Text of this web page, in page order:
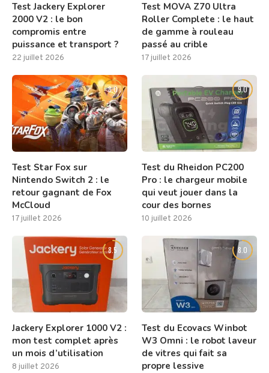
Test Jackery Explorer
2000 V2 : le bon
compromis entre
puissance et transport ?
22 juillet 2026
Test MOVA Z70 Ultra
Roller Complete : le haut
de gamme à rouleau
passé au crible
17 juillet 2026
8.0
Test Star Fox sur
Nintendo Switch 2 : le
retour gagnant de Fox
McCloud
17 juillet 2026
9.0
Test du Rheidon PC200
Pro : le chargeur mobile
qui veut jouer dans la
cour des bornes
10 juillet 2026
8.5
Jackery Explorer 1000 V2 :
mon test complet après
un mois d’utilisation
8 juillet 2026
8.0
Test du Ecovacs Winbot
W3 Omni : le robot laveur
de vitres qui fait sa
propre lessive